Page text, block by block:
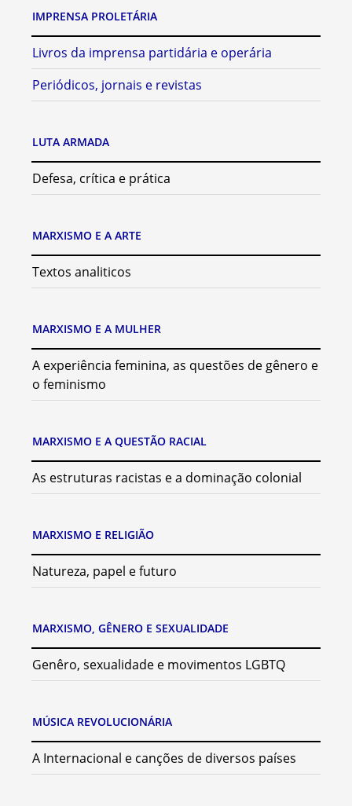
IMPRENSA PROLETÁRIA
Livros da imprensa partidária e operária
Periódicos, jornais e revistas
LUTA ARMADA
Defesa, crítica e prática
MARXISMO E A ARTE
Textos analiticos
MARXISMO E A MULHER
A experiência feminina, as questões de gênero e
o feminismo
MARXISMO E A QUESTÃO RACIAL
As estruturas racistas e a dominação colonial
MARXISMO E RELIGIÃO
Natureza, papel e futuro
MARXISMO, GÊNERO E SEXUALIDADE
Genêro, sexualidade e movimentos LGBTQ
MÚSICA REVOLUCIONÁRIA
A Internacional e canções de diversos países